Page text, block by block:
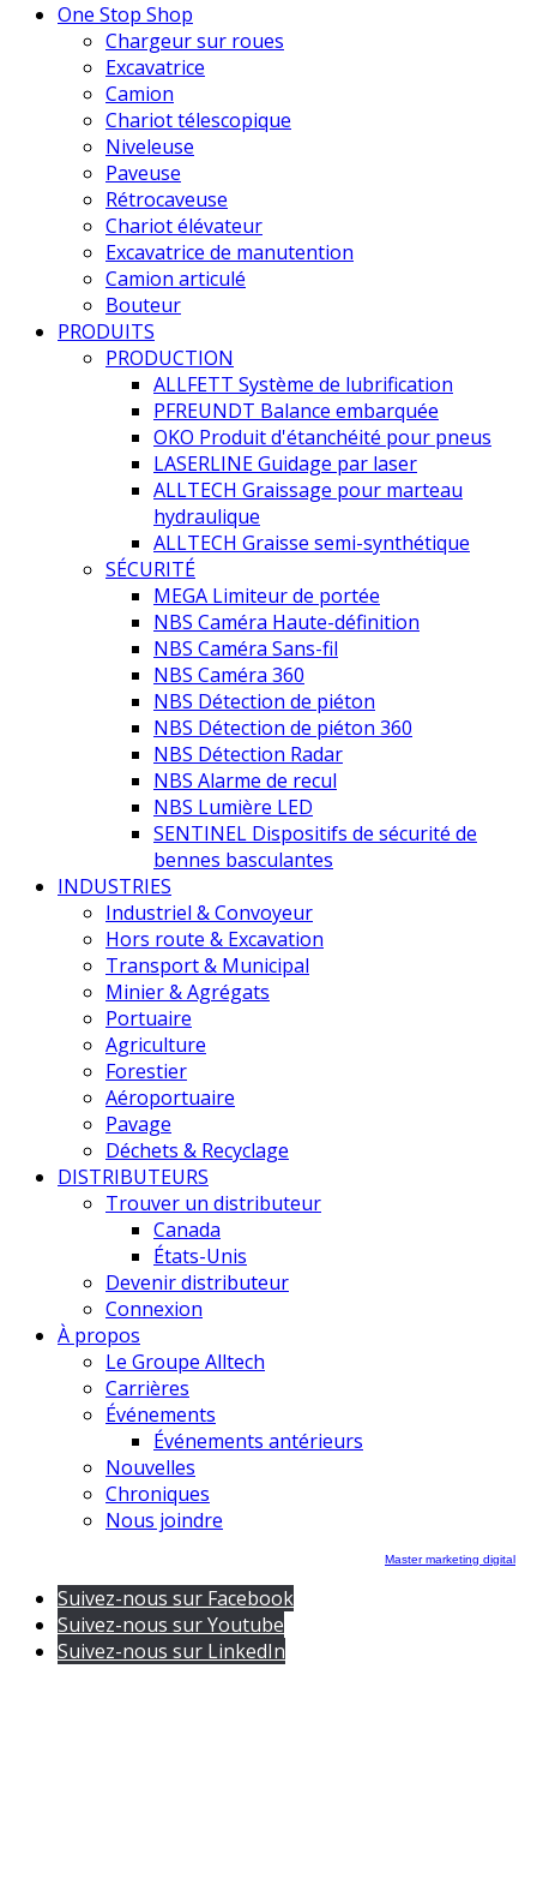
One Stop Shop
Chargeur sur roues
Excavatrice
Camion
Chariot télescopique
Niveleuse
Paveuse
Rétrocaveuse
Chariot élévateur
Excavatrice de manutention
Camion articulé
Bouteur
PRODUITS
PRODUCTION
ALLFETT Système de lubrification
PFREUNDT Balance embarquée
OKO Produit d'étanchéité pour pneus
LASERLINE Guidage par laser
ALLTECH Graissage pour marteau
hydraulique
ALLTECH Graisse semi-synthétique
SÉCURITÉ
MEGA Limiteur de portée
NBS Caméra Haute-définition
NBS Caméra Sans-fil
NBS Caméra 360
NBS Détection de piéton
NBS Détection de piéton 360
NBS Détection Radar
NBS Alarme de recul
NBS Lumière LED
SENTINEL Dispositifs de sécurité de
bennes basculantes
INDUSTRIES
Industriel & Convoyeur
Hors route & Excavation
Transport & Municipal
Minier & Agrégats
Portuaire
Agriculture
Forestier
Aéroportuaire
Pavage
Déchets & Recyclage
DISTRIBUTEURS
Trouver un distributeur
Canada
États-Unis
Devenir distributeur
Connexion
À propos
Le Groupe Alltech
Carrières
Événements
Événements antérieurs
Nouvelles
Chroniques
Nous joindre
Master marketing digital
Suivez-nous sur Facebook
Suivez-nous sur Youtube
Suivez-nous sur LinkedIn